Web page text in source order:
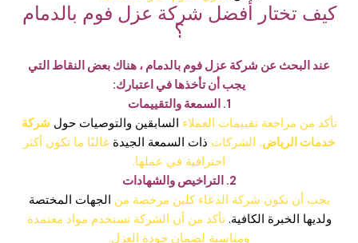
كيف تختار أفضل شركة عزل فوم بالدمام
؟
عند البحث عن شركة عزل فوم بالدمام ، هناك بعض النقاط التي
يجب أن تأخذها في اعتبارك:
1. السمعة والتقييمات
تأكد من مراجعة تقييمات العملاء السابقين والتوصيات حول شركة
خدمات الرياض. الشركات ذات السمعة الجيدة غالبًا ما تكون أكثر
احترافية في عملها.
2. التراخيص والشهادات
يجب أن تكون شركة الدعاء كلين مرخصة من الجهات المختصة
ولديها الخبرة الكافية. تأكد من أن الشركة تستخدم مواد معتمدة
ومناسبة لضمان جودة العزل.